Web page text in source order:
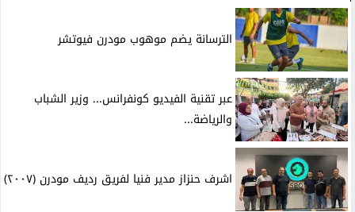
الترسانة يضم موهوب مودرن فيوتشر
عبر تقنية الفيديو كونفرانس... وزير الشباب
والرياضة...
اشرف حنزاز مدير فنيا لفريق رديف مودرن (٢٠٠٧)